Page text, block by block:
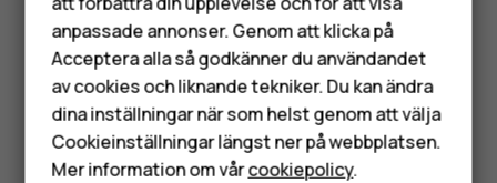
Tillbehör
HMD Terra M
Surfplattor
startpunkt trycker du påDin positionoch söker efter
en ny startpunkt.
Tryck på
för att starta navigeringen.
Rutten visas på kartan tillsammans med uppskattad
ankomsttid. Om du vill se detaljerade vägbeskrivningar
sveper du uppåt från skärmens nederkant.
anpassade annonser. Genom att klicka på
Acceptera alla så godkänner du användandet
av cookies och liknande tekniker. Du kan ändra
dina inställningar när som helst genom att välja
Cookieinställningar längst ner på webbplatsen.
Mer information om vårcookiepolicy.